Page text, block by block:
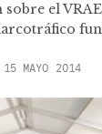
el
15 MAYO 2014